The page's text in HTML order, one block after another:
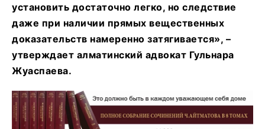
установить достаточно легко, но следствие
даже при наличии прямых вещественных
доказательств намеренно затягивается», –
утверждает алматинский адвокат Гульнара
Жуаспаева.